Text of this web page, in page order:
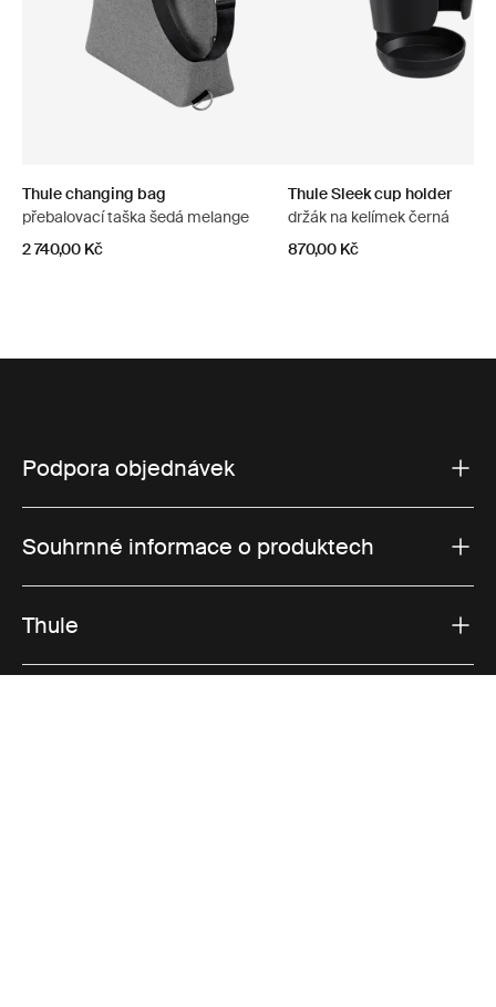
Thule changing bag
přebalovací taška šedá melange
2 740,00 Kč
Thule Sleek cup holder
držák na kelímek černá
870,00 Kč
Podpora objednávek
Souhrnné informace o produktech
Thule